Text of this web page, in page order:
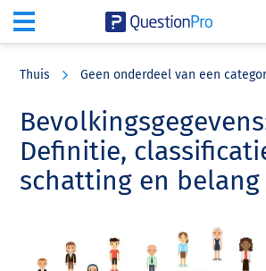
content
sidebar
Thuis Geen onderdeel van een
Definitie,
schatting en belang